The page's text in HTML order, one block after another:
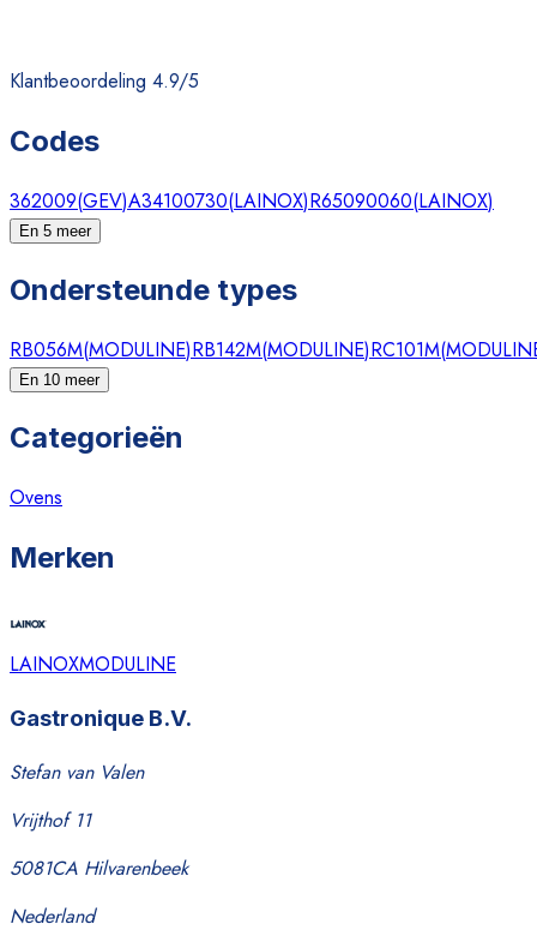
Klantbeoordeling 4.9/5
Codes
362009(GEV)A34100730(LAINOX)R65090060(LAINOX)
En 5 meer
Ondersteunde types
RB056M(MODULINE)RB142M(MODULINE)RC101M(
En 10 meer
Categorieën
Ovens
Merken
LAINOXMODULINE
Gastronique B.V.
Stefan van Valen
Vrijthof 11
5081CA Hilvarenbeek
Nederland